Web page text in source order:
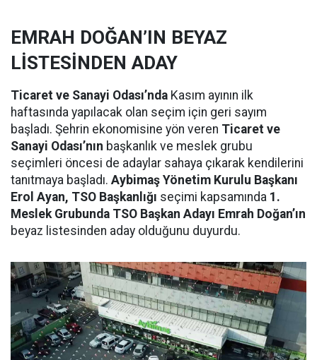
EMRAH DOĞAN’IN BEYAZ
LİSTESİNDEN ADAY
Ticaret ve Sanayi Odası’nda Kasım ayının ilk
haftasında yapılacak olan seçim için geri sayım
başladı. Şehrin ekonomisine yön veren Ticaret ve
Sanayi Odası’nın başkanlık ve meslek grubu
seçimleri öncesi de adaylar sahaya çıkarak kendilerini
tanıtmaya başladı. Aybimaş Yönetim Kurulu Başkanı
Erol Ayan, TSO Başkanlığı seçimi kapsamında 1.
Meslek Grubunda TSO Başkan Adayı Emrah Doğan’ın
beyaz listesinden aday olduğunu duyurdu.